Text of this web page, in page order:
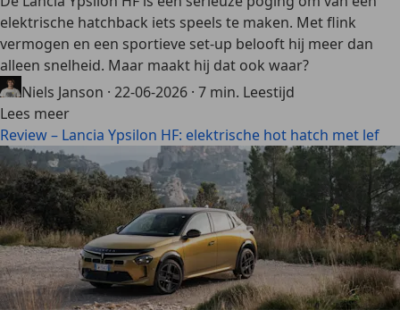
elektrische hatchback iets speels te maken. Met flink
vermogen en een sportieve set-up belooft hij meer dan
alleen snelheid. Maar maakt hij dat ook waar?
Niels Janson · 22-06-2026 · 7 min. Leestijd
Lees meer
Review – Lancia Ypsilon HF: elektrische hot hatch met lef